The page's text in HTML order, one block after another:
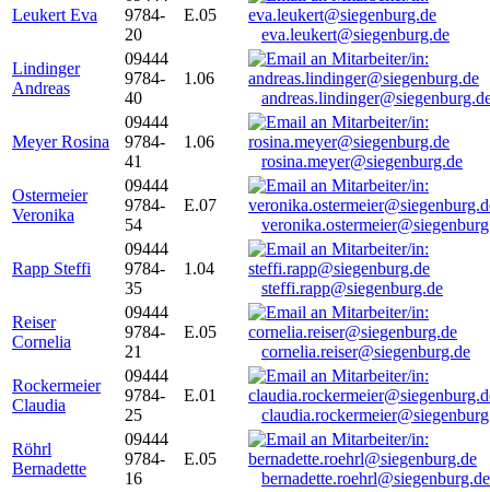
Leukert Eva
9784-
20
E.05
eva.leukert@siegenburg.de
Lindinger
Andreas
09444
9784-
40
1.06
Meyer Rosina
09444
9784-
41
1.06
rosina.meyer@siegenburg.de
Ostermeier
Veronika
09444
9784-
54
E.07
Rapp Steffi
09444
9784-
35
1.04
steffi.rapp@siegenburg.de
Reiser
Cornelia
09444
9784-
21
E.05
cornelia.reiser@siegenburg.de
Rockermeier
Claudia
09444
9784-
25
E.01
Röhrl
Bernadette
09444
9784-
16
E.05
bernadette.roehrl@siegenburg.de